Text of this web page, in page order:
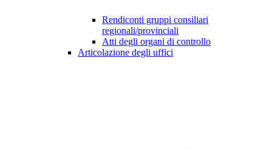
Rendiconti gruppi consiliari
regionali/provinciali
Atti degli organi di controllo
Articolazione degli uffici